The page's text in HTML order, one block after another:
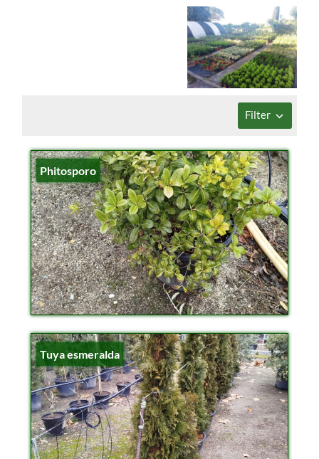
Filter
Phitosporo
Tuya esmeralda